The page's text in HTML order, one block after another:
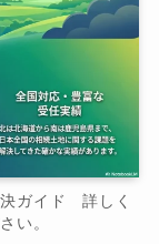
ガイド 詳しく
い。